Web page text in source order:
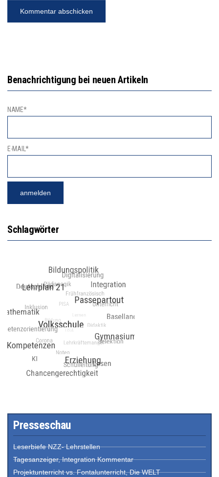
Benachrichtigung bei neuen Artikeln
NAME*
E-MAIL*
Schlagwörter
Presseschau
Leserbiefe NZZ- Lehrstellen
Tagesanzeiger, Integration Kommentar
Projektunterricht vs. Fontalunterricht, Die WELT